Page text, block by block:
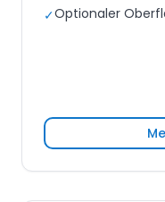
✓Optionaler